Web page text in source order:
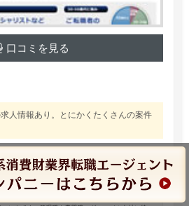
口コミを見る
人情報あり。とにかくたくさんの案件
ェント JAC Recruitment（ジェイ
ト...